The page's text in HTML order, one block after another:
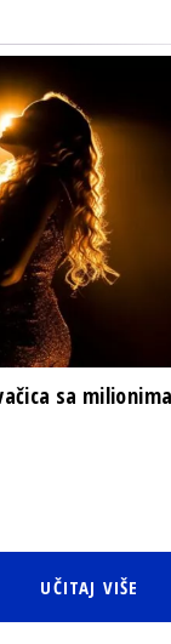
sa
UČITAJ VIŠE